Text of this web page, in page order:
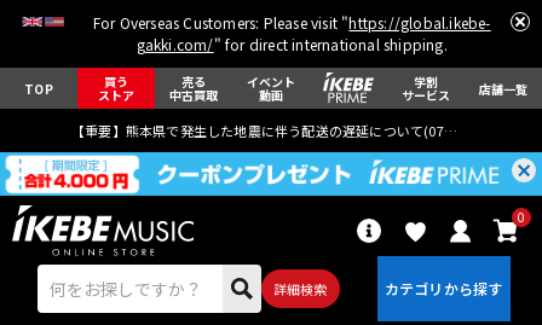
For Overseas Customers: Please visit "https://global.ikebe-
gakki.com/" for direct international shipping.
TOP 買う
ストア
売る
中古買取
イベント
動画
学割
サービス 店舗一覧
【重要】熊本県で発生した地震に伴う配送の遅延について(07月29日
詳細検索
0